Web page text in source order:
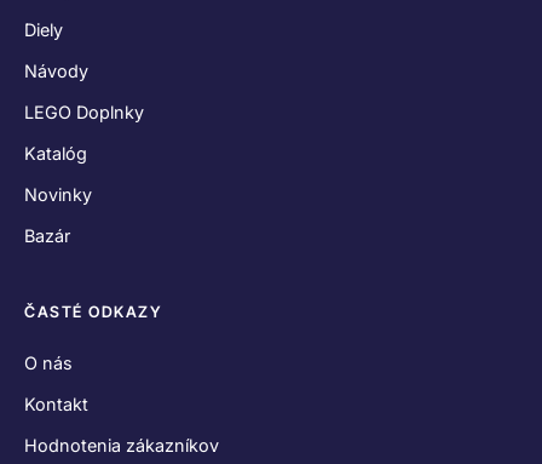
Diely
Návody
LEGO Doplnky
Katalóg
Novinky
Bazár
ČASTÉ ODKAZY
O nás
Kontakt
Hodnotenia zákazníkov